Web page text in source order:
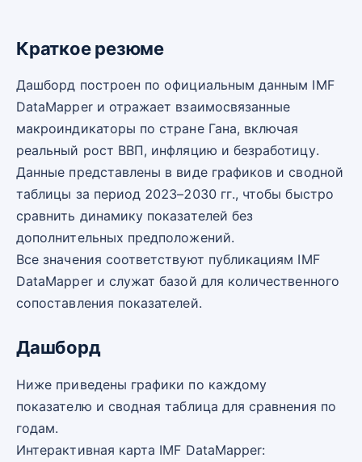
Краткое резюме
Дашборд построен по официальным данным IMF
DataMapper и отражает взаимосвязанные
макроиндикаторы по стране Гана, включая
реальный рост ВВП, инфляцию и безработицу.
Данные представлены в виде графиков и сводной
таблицы за период 2023–2030 гг., чтобы быстро
сравнить динамику показателей без
дополнительных предположений.
Все значения соответствуют публикациям IMF
DataMapper и служат базой для количественного
сопоставления показателей.
Дашборд
Ниже приведены графики по каждому
показателю и сводная таблица для сравнения по
годам.
Интерактивная карта IMF DataMapper: